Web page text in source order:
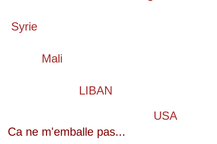
Syrie
Mali
LIBAN
USA
Ca ne m'emballe pas...